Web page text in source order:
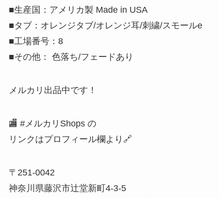
■生産国：アメリカ製 Made in USA
■タブ：オレンジタブ/オレンジ耳/刺繍/スモールe
■工場番号：8
■その他： 色落ち/フェードあり
メルカリ出品中です！
🏬 #メルカリShops の
リンクはプロフィール欄より🔗
〒251-0042
神奈川県藤沢市辻堂新町4-3-5